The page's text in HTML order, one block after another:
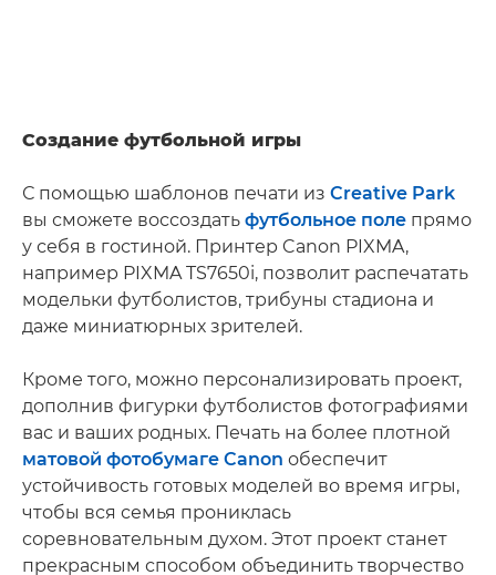
Создание футбольной игры
С помощью шаблонов печати из Creative Park
вы сможете воссоздать футбольное поле прямо
у себя в гостиной. Принтер Canon PIXMA,
например PIXMA TS7650i, позволит распечатать
модельки футболистов, трибуны стадиона и
даже миниатюрных зрителей.
Кроме того, можно персонализировать проект,
дополнив фигурки футболистов фотографиями
вас и ваших родных. Печать на более плотной
матовой фотобумаге Canon обеспечит
устойчивость готовых моделей во время игры,
чтобы вся семья прониклась
соревновательным духом. Этот проект станет
прекрасным способом объединить творчество